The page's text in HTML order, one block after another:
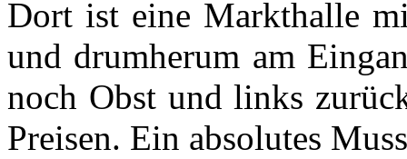
Dort ist eine Markthalle
und drumherum am
noch Obst und links
Preisen. Ein absolutes